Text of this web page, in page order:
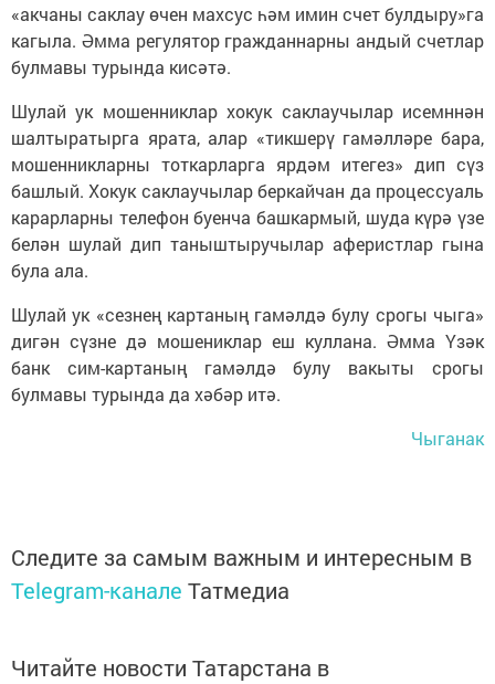
«акчаны саклау өчен махсус һәм имин счет булдыру»га
кагыла. Әмма регулятор гражданнарны андый счетлар
булмавы турында кисәтә.
Шулай ук мошенниклар хокук саклаучылар исемннән
шалтыратырга ярата, алар «тикшерү гамәлләре бара,
мошенникларны тоткарларга ярдәм итегез» дип сүз
башлый. Хокук саклаучылар беркайчан да процессуаль
карарларны телефон буенча башкармый, шуда күрә үзе
белән шулай дип таныштыручылар аферистлар гына
була ала.
Шулай ук «сезнең картаның гамәлдә булу срогы чыга»
дигән сүзне дә мошениклар еш куллана. Әмма Үзәк
банк сим-картаның гамәлдә булу вакыты срогы
булмавы турында да хәбәр итә.
Чыганак
Следите за самым важным и интересным в
Telegram-канале Татмедиа
Читайте новости Татарстана в